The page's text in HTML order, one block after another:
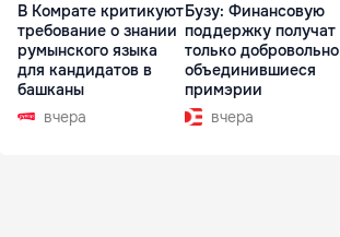
В Комрате критикуют
требование о знании
румынского языка
для кандидатов в
башканы
вчера
Бузу: Финансовую
поддержку получат
только добровольно
объединившиеся
примэрии
вчера